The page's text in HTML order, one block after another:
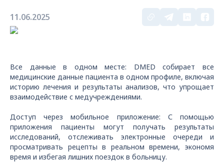
11.06.2025
Все данные в одном месте: DMED собирает все
медицинские данные пациента в одном профиле, включая
историю лечения и результаты анализов, что упрощает
взаимодействие с медучреждениями.
Доступ через мобильное приложение: С помощью
приложения пациенты могут получать результаты
исследований, отслеживать электронные очереди и
просматривать рецепты в реальном времени, экономя
время и избегая лишних поездок в больницу.